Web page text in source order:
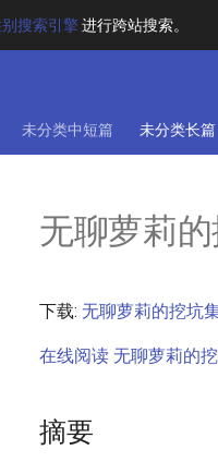
搜索引擎进行跨站搜索。
未分类中短篇 未分类长篇
无聊萝莉
下载: 无聊萝莉的挖坑
在线阅读 无聊萝莉的
摘要